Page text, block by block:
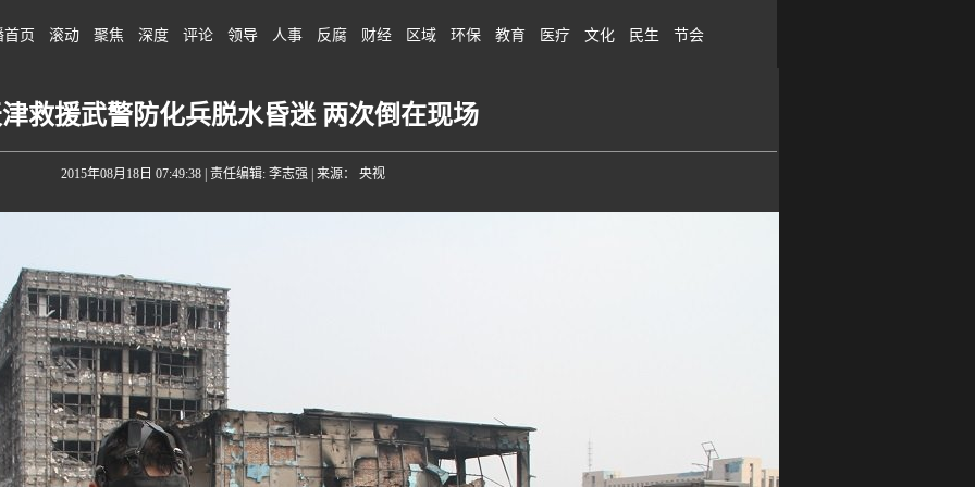
页 滚动 聚焦 深度 评论 领导 人事 反腐 财经 区域 环保 教育 医疗 文化 民生 节会
救援武警防化兵脱水昏迷 两次倒在现场
2015年08月18日 07:49:38| 责任编辑: 李志强 | 来源： 央视